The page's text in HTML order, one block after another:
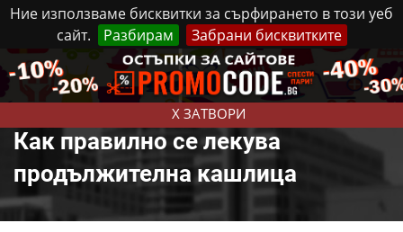
Ние използваме бисквитки за сърфирането в този уеб
сайт.
Разбирам Забрани бисквитките
X ЗАТВОРИ
Четвъртък, 6 Август, 2026 Реклама Контакти
Как правилно се лекува
продължителна кашлица